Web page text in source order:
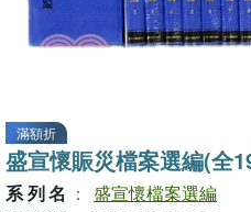
滿額折
盛宣懷賑災檔案選編(全
系列名 ：
盛宣懷檔案選編